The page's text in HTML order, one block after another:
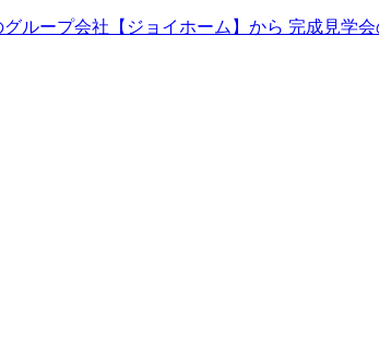
ループ会社【ジョイホーム】から 完成見